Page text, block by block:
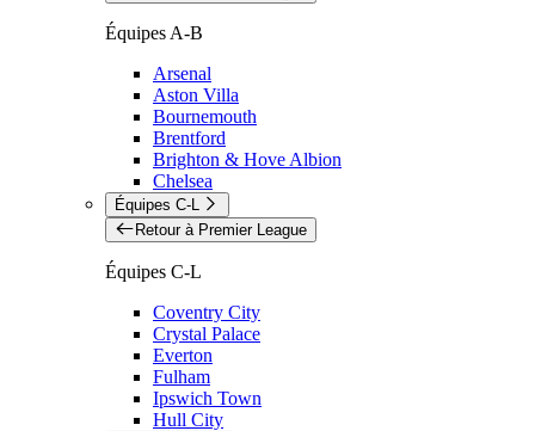
Équipes A-B
Arsenal
Aston Villa
Bournemouth
Brentford
Brighton & Hove Albion
Chelsea
Équipes C-L
Retour à Premier League
Équipes C-L
Coventry City
Crystal Palace
Everton
Fulham
Ipswich Town
Hull City